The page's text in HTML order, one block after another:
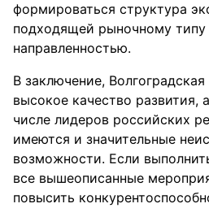
формироваться структура
подходящей рыночному типу
направленностью.
В заключение,
высокое качество развития,
числе лидеров российских
имеются и значительные
возможности. Если
все вышеописанные
повысить